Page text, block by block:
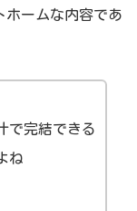
ホームな内容であ
で完結できる
ね